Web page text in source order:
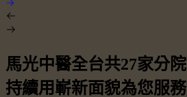
馬光中醫全台共27家分院
持續用嶄新面貌為您服務